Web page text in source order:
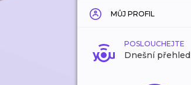
MŮJ PROFIL
POSLOUCHEJTE
Dnešní přehled